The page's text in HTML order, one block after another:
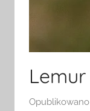
Lemur
Opublikowano